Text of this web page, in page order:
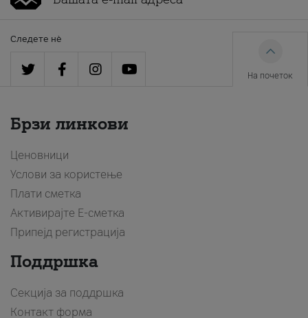
Следете нè
На почеток
Брзи линкови
Ценовници
Услови за користење
Плати сметка
Активирајте Е-сметка
Припејд регистрација
Поддршка
Секција за поддршка
Контакт форма